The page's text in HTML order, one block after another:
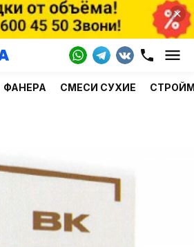
ФАНЕРА СМЕСИ СУХИЕ